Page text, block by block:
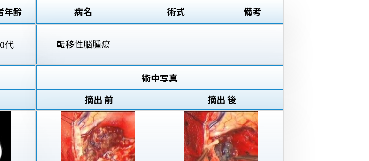
年齢
代
病名 術式 備考
転移性脳腫瘍
術中写真
摘出 前
摘出 後